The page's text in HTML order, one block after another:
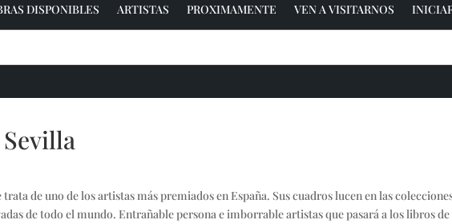
DISPONIBLES ARTISTAS PROXIMAMENTE VEN A VISITARNOS
de uno de los artistas más premiados en España. Sus cuadros lucen en las
de todo el mundo. Entrañable persona e imborrable artistas que pasará a los libros de